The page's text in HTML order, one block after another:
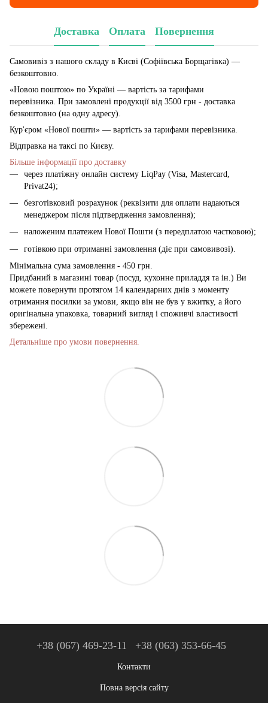
Доставка Оплата Повернення
Самовивіз з нашого складу в Києві (Софіївська Борщагівка) —
безкоштовно.
«Новою поштою» по Україні — вартість за тарифами
перевізника. При замовлені продукції від 3500 грн - доставка
безкоштовно (на одну адресу).
Кур'єром «Нової пошти» — вартість за тарифами перевізника.
Відправка на таксі по Києву.
Більше інформації про доставку
через платіжну онлайн систему LiqPay (Visa, Mastercard,
Privat24);
безготівковий розрахунок (реквізити для оплати надаються
менеджером після підтвердження замовлення);
наложеним платежем Нової Пошти (з передплатою частковою);
готівкою при отриманні замовлення (діє при самовивозі).
Мінімальна сума замовлення - 450 грн.
Придбаний в магазині товар (посуд, кухонне приладдя та ін.) Ви
можете повернути протягом 14 календарних днів з моменту
отримання посилки за умови, якщо він не був у вжитку, а його
оригінальна упаковка, товарний вигляд і споживчі властивості
збережені.
Детальніше про умови повернення.
+38 (067) 469-23-11 +38 (063) 353-66-45
Контакти
Повна версія сайту